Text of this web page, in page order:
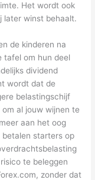
Het wordt ook
later winst behaalt.
de kinderen na
tafel om hun deel
dividend
wordt dat de
belastingschijf
al jouw wijnen te
aan het oog
betalen starters op
te beleggen
zonder dat